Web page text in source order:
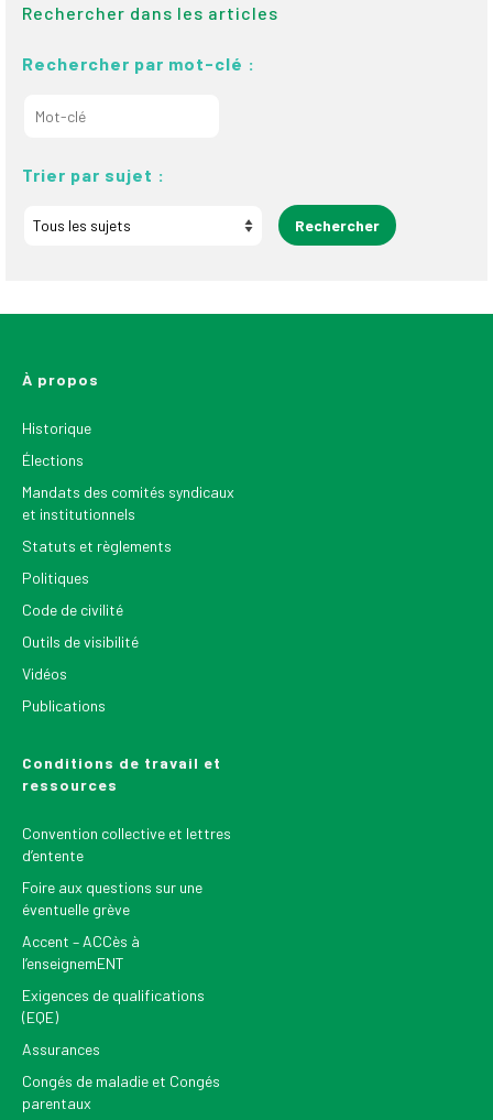
Rechercher dans les articles
Rechercher par mot-clé :
Trier par sujet :
À propos
Historique
Élections
Mandats des comités syndicaux
et institutionnels
Statuts et règlements
Politiques
Code de civilité
Outils de visibilité
Vidéos
Publications
Conditions de travail et
ressources
Convention collective et lettres
d’entente
Foire aux questions sur une
éventuelle grève
Accent – ACCès à
l’enseignemENT
Exigences de qualifications
(EQE)
Assurances
Congés de maladie et Congés
parentaux